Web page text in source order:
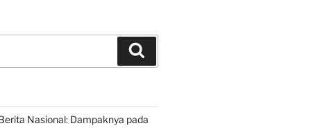
Nasional: Dampaknya pada